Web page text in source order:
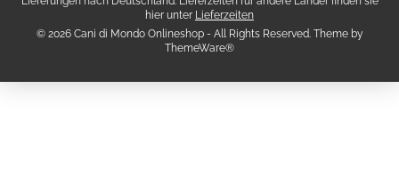
hier unter Lieferzeiten
© 2026 Cani di Mondo Onlineshop - All Rights Reserved. Theme by
ThemeWare®